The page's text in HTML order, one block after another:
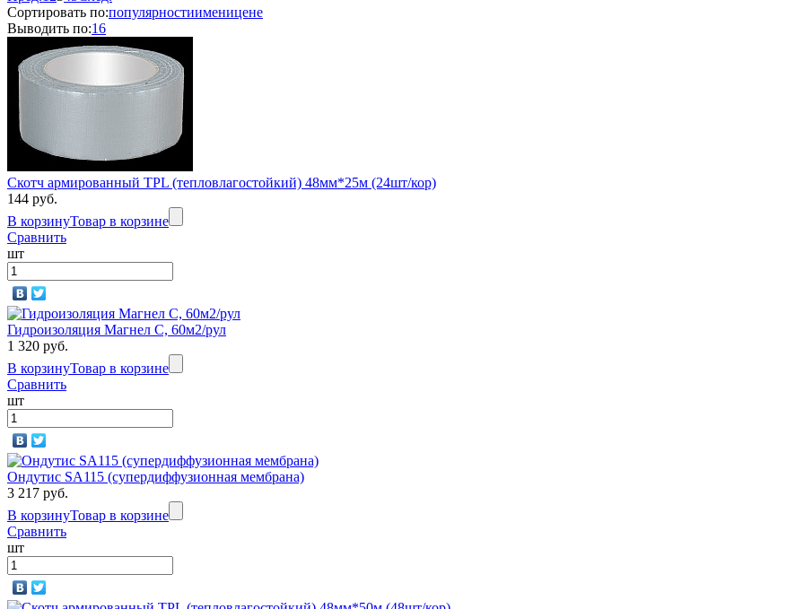
Сортировать по:популярностиименицене
Выводить по:16
Скотч армированный TPL (тепловлагостойкий) 48мм*25м (24шт/кор)
144 руб.
В корзинуТовар в корзине
Сравнить
шт
Гидроизоляция Магнел C, 60м2/рул
1 320 руб.
В корзинуТовар в корзине
Сравнить
шт
Ондутис SА115 (супердиффузионная мембрана)
3 217 руб.
В корзинуТовар в корзине
Сравнить
шт